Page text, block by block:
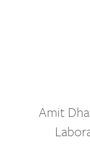
Amit